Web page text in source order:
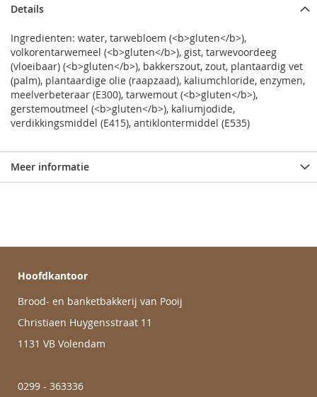
Details
Ingredienten: water, tarwebloem (<b>gluten</b>),
volkorentarwemeel (<b>gluten</b>), gist, tarwevoordeeg
(vloeibaar) (<b>gluten</b>), bakkerszout, zout, plantaardig vet
(palm), plantaardige olie (raapzaad), kaliumchloride, enzymen,
meelverbeteraar (E300), tarwemout (<b>gluten</b>),
gerstemoutmeel (<b>gluten</b>), kaliumjodide,
verdikkingsmiddel (E415), antiklontermiddel (E535)
Meer informatie
Hoofdkantoor
Brood- en banketbakkerij van Pooij
Christiaen Huygensstraat 11
1131 VB Volendam
0299 - 363336